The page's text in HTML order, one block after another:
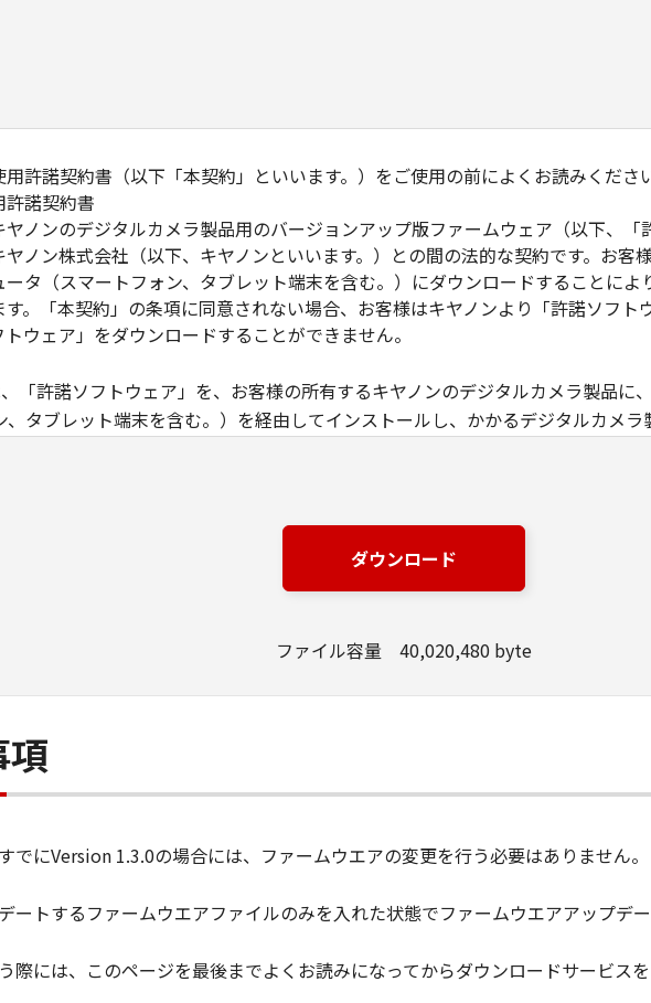
許諾契約書（以下「本契約」といいます。）をご使用の前によくお読みくださ
許諾契約書
ヤノンのデジタルカメラ製品用のバージョンアップ版ファームウェア（以下、
ノン株式会社（以下、キヤノンといいます。）との間の法的な契約です。お客
タ（スマートフォン、タブレット端末を含む。）にダウンロードすることに
す。「本契約」の条項に同意されない場合、お客様はキヤノンより「許諾ソフ
ウェア」をダウンロードすることができません。
「許諾ソフトウェア」を、お客様の所有するキヤノンのデジタルカメラ製品に
、タブレット端末を含む。）を経由してインストールし、かかるデジタルカメ
フトウェア」には、オープンソースソフトウェアが含まれております。かかるオ
」のいかなる規定にもかかわらず、キヤノンのデジタルカメラ製品のオンライン
ジに記載されたオープンソースソフトウェアの使用条件がそれぞれ適用されます。
」に明示的に定める場合を除き、お客様は、「許諾ソフトウェア」を複製、また
リースもしくは貸与することはできません。
ング等することはできません。また第三者にこのような行為をさせてはなりませ
。
アップグレード
ヤノンの子会社、キヤノンの関連会社、それらの販売代理店および販売店、なら
ダウンロード
ファイル容量 40,020,480 byte
でにVersion 1.3.0の場合には、ファームウエアの変更を行う必要はありません。
ートするファームウエアファイルのみを入れた状態でファームウエアアップデ
際には、このページを最後までよくお読みになってからダウンロードサービスを